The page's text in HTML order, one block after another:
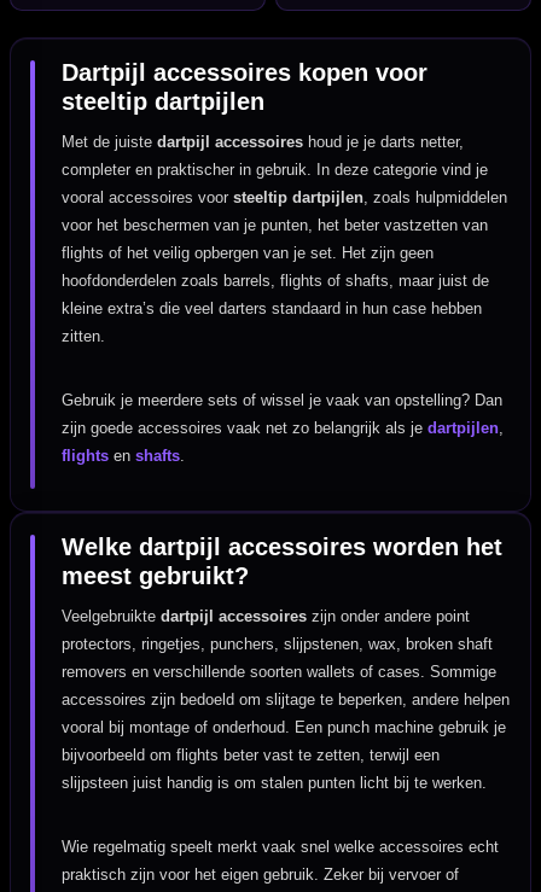
Dartpijl accessoires kopen voor
steeltip dartpijlen
Met de juistedartpijl accessoires houd je je darts netter,
completer en praktischer in gebruik. In deze categorie vind je
vooral accessoires voorsteeltip dartpijlen, zoals hulpmiddelen
voor het beschermen van je punten, het beter vastzetten van
flights of het veilig opbergen van je set. Het zijn geen
hoofdonderdelen zoals barrels, flights of shafts, maar juist de
kleine extra’s die veel darters standaard in hun case hebben
zitten.
Gebruik je meerdere sets of wissel je vaak van opstelling? Dan
zijn goede accessoires vaak net zo belangrijk als jedartpijlen,
flights enshafts.
Welke dartpijl accessoires worden het
meest gebruikt?
Veelgebruiktedartpijl accessoires zijn onder andere point
protectors, ringetjes, punchers, slijpstenen, wax, broken shaft
removers en verschillende soorten wallets of cases. Sommige
accessoires zijn bedoeld om slijtage te beperken, andere helpen
vooral bij montage of onderhoud. Een punch machine gebruik je
bijvoorbeeld om flights beter vast te zetten, terwijl een
slijpsteen juist handig is om stalen punten licht bij te werken.
Wie regelmatig speelt merkt vaak snel welke accessoires echt
praktisch zijn voor het eigen gebruik. Zeker bij vervoer of